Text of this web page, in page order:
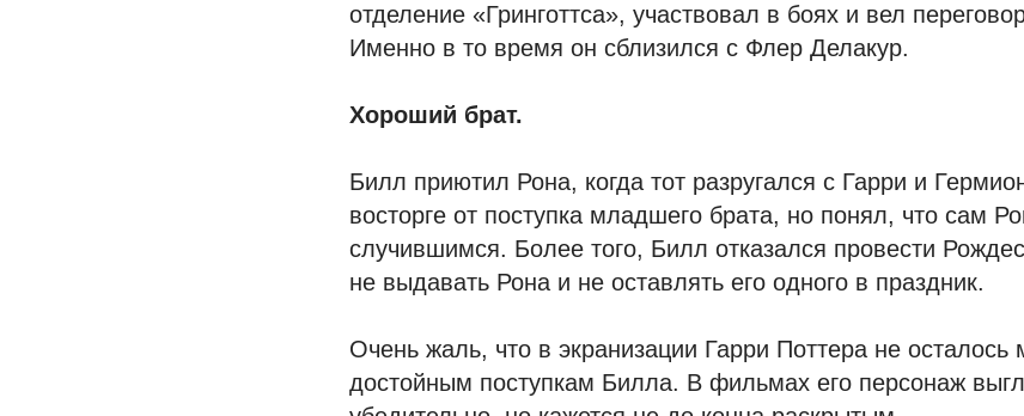
отделение «Гринготтса», участвовал в боях и вел
Именно в то время он сблизился с Флер Делакур.
Хороший брат.
Билл приютил Рона, когда тот разругался с Гарри и
восторге от поступка младшего брата, но понял, что сам
случившимся. Более того, Билл отказался провести
не выдавать Рона и не оставлять его одного в праздник.
Очень жаль, что в экранизации Гарри Поттера не осталось
достойным поступкам Билла. В фильмах его персонаж